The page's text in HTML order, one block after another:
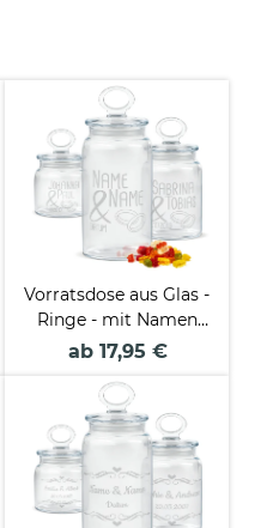
Vorratsdose aus Glas -
Ringe - mit Namen
und Datum gravieren
Größen
ab 17,95 €